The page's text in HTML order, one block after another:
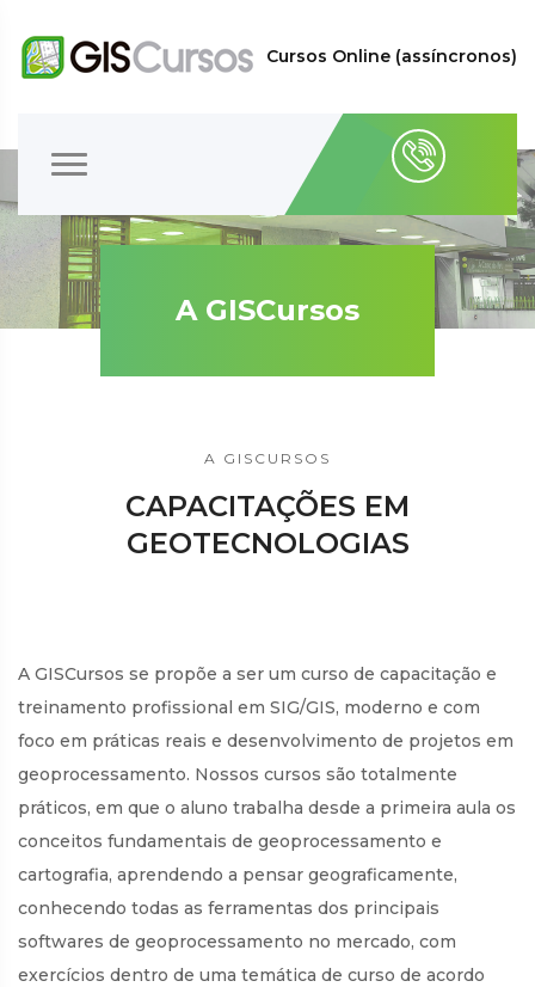
Cursos Online (assíncronos)
A GISCursos
A GISCURSOS
CAPACITAÇÕES EM
GEOTECNOLOGIAS
A GISCursos se propõe a ser um curso de capacitação e
treinamento profissional em SIG/GIS, moderno e com
foco em práticas reais e desenvolvimento de projetos em
geoprocessamento. Nossos cursos são totalmente
práticos, em que o aluno trabalha desde a primeira aula os
conceitos fundamentais de geoprocessamento e
cartografia, aprendendo a pensar geograficamente,
conhecendo todas as ferramentas dos principais
softwares de geoprocessamento no mercado, com
exercícios dentro de uma temática de curso de acordo